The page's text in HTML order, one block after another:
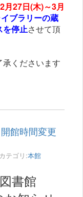
月27日(木)～3月
ブラリーの蔵
を停止させて頂
くださいます
館時間変更
カテゴリ:本館
書館